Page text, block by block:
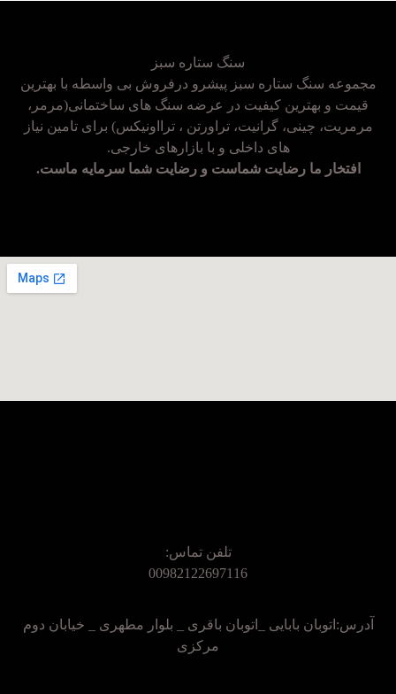
سنگ ستاره سبز
مجموعه سنگ ستاره سبز پیشرو درفروش بی واسطه با بهترین
قیمت و بهترین کیفیت در عرضه سنگ های ساختمانی(مرمر،
مرمریت، چینی، گرانیت، تراورتن ، ترااونیکس) برای تامین نیاز
های داخلی و با بازارهای خارجی.
افتخار ما رضایت شماست و رضایت شما سرمایه ماست.
تلفن تماس:
00982122697116
آدرس:اتوبان بابایی _اتوبان باقری _ بلوار مطهری _ خیابان دوم
مرکزی